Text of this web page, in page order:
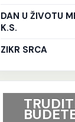
DAN U ŽIVOTU
K.S.
ZIKR SRCA